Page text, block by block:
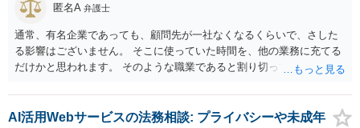
匿名A 弁護士
通常、有名企業であっても、顧問先が一社なくなるくらいで、さした
る影響はございません。 そこに使っていた時間を、他の業務に充てる
だけかと思われます。 そのような職業であると割り切ってご相談され
相談者様のご意見が反映されることを、お祈りしております。
AI活用Webサービスの法務相談: プライバシーや未成年